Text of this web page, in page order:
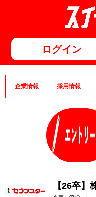
ログイン
企業情報 採用情報
【26卒】